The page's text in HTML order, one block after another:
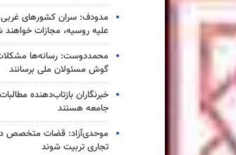
مدودف: سران کشورهای غربی
علیه روسیه، مجازات
محمددوست: رسانه‌ها مشکلات
گوش مسئولان ملی برسانند
خبرنگاران بازتاب‌دهنده
جامعه هستند
موحدی‌آزاد: قضات متخصص در
تجاری تربیت شوند